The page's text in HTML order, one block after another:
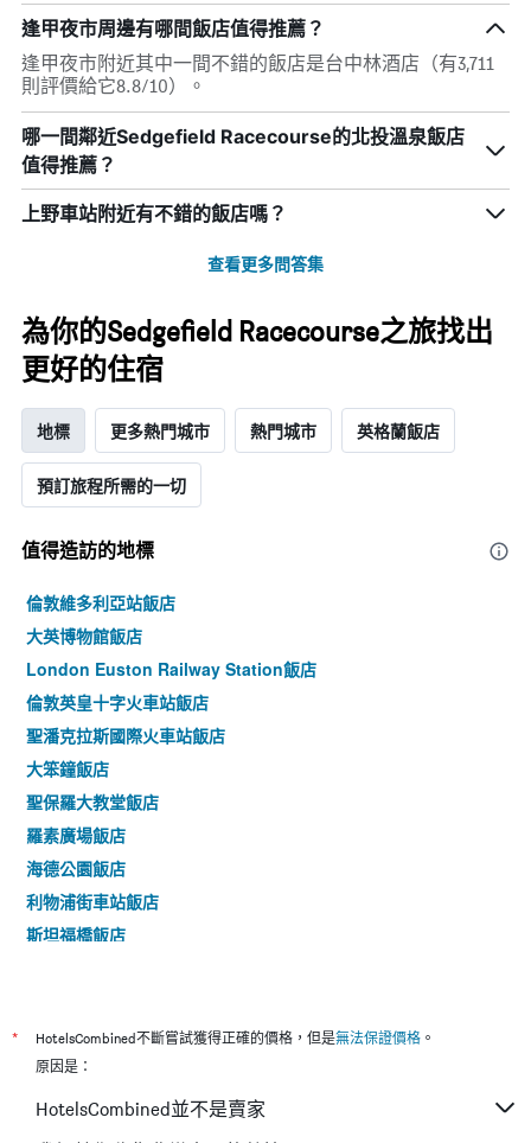
逢甲夜市周邊有哪間飯店值得推薦？
逢甲夜市附近其中一間不錯的飯店是台中林酒店（有3,711
則評價給它8.8/10）。
哪一間鄰近Sedgefield Racecourse的北投溫泉飯店
值得推薦？
上野車站附近有不錯的飯店嗎？
查看更多問答集
為你的Sedgefield Racecourse之旅找出
更好的住宿
地標 更多熱門城市 熱門城市 英格蘭飯店
預訂旅程所需的一切
值得造訪的地標
倫敦維多利亞站飯店
大英博物館飯店
London Euston Railway Station飯店
倫敦英皇十字火車站飯店
聖潘克拉斯國際火車站飯店
大笨鐘飯店
聖保羅大教堂飯店
羅素廣場飯店
海德公園飯店
利物浦街車站飯店
斯坦福橋飯店
* HotelsCombined不斷嘗試獲得正確的價格，但是無法保證價格 。
原因是：
HotelsCombined並不是賣家